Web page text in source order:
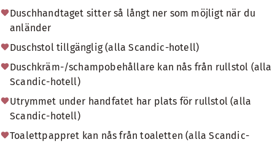
Duschhandtaget sitter så långt ner som möjligt när du
anländer
Duschstol tillgänglig (alla Scandic-hotell)
Duschkräm-/schampobehållare kan nås från rullstol (alla
Scandic-hotell)
Utrymmet under handfatet har plats för rullstol (alla
Scandic-hotell)
Toalettpappret kan nås från toaletten (alla Scandic-